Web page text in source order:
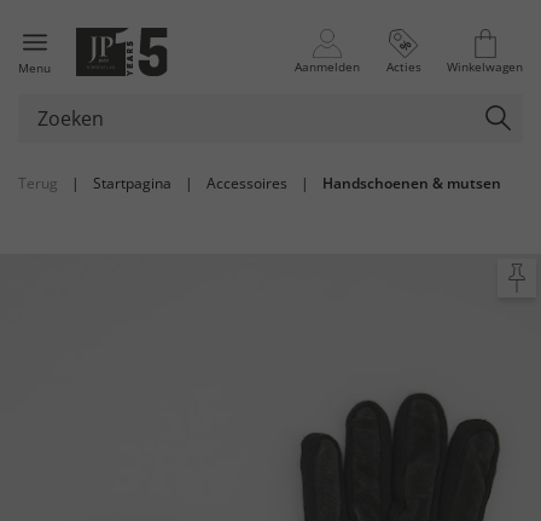
Menu Aanmelden Acties Winkelwagen
Terug | Startpagina | Accessoires | Handschoenen & mutsen